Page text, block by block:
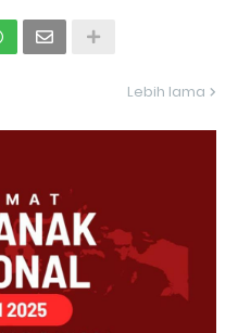
Lebih lama